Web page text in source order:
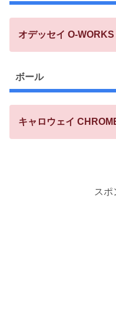
オデッセイ O-
ボール
キャロウェイ
スポ